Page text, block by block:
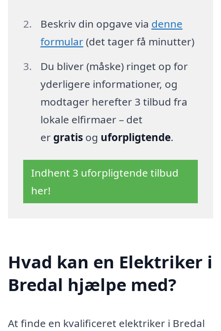
Beskriv din opgave via denne
formular(det tager få minutter)
Du bliver (måske) ringet op for
yderligere informationer, og
modtager herefter 3 tilbud fra
lokale elfirmaer – det
er gratisog uforpligtende.
Indhent 3 uforpligtende tilbud
her!
Hvad kan en Elektriker i
Bredal hjælpe med?
At finde en kvalificeret elektriker i Bredal